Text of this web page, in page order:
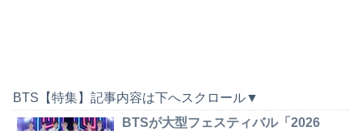
BTS【特集】記事内容は下へスクロール▼
BTSが大型フェスティバル「2026